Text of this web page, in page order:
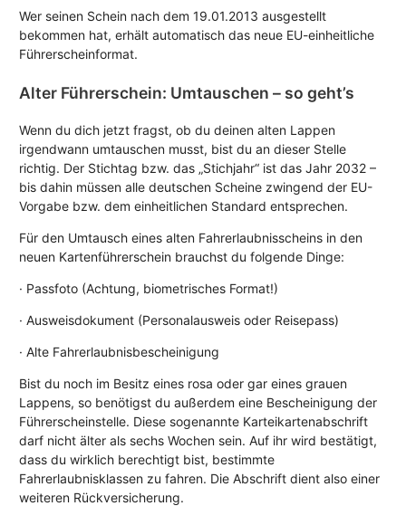
Wer seinen Schein nach dem 19.01.2013 ausgestellt
bekommen hat, erhält automatisch das neue EU-einheitliche
Führerscheinformat.
Alter Führerschein: Umtauschen – so geht’s
Wenn du dich jetzt fragst, ob du deinen alten Lappen
irgendwann umtauschen musst, bist du an dieser Stelle
richtig. Der Stichtag bzw. das „Stichjahr“ ist das Jahr 2032 –
bis dahin müssen alle deutschen Scheine zwingend der EU-
Vorgabe bzw. dem einheitlichen Standard entsprechen.
Für den Umtausch eines alten Fahrerlaubnisscheins in den
neuen Kartenführerschein brauchst du folgende Dinge:
· Passfoto (Achtung, biometrisches Format!)
· Ausweisdokument (Personalausweis oder Reisepass)
· Alte Fahrerlaubnisbescheinigung
Bist du noch im Besitz eines rosa oder gar eines grauen
Lappens, so benötigst du außerdem eine Bescheinigung der
Führerscheinstelle. Diese sogenannte Karteikartenabschrift
darf nicht älter als sechs Wochen sein. Auf ihr wird bestätigt,
dass du wirklich berechtigt bist, bestimmte
Fahrerlaubnisklassen zu fahren. Die Abschrift dient also einer
weiteren Rückversicherung.